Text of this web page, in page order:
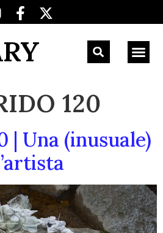
120
| Una (inusuale)